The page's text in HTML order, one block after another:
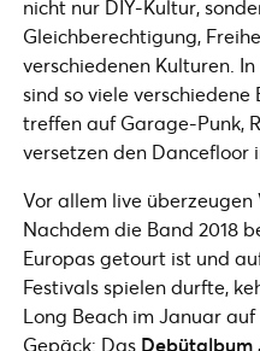
nicht nur DIY-Kultur,
Gleichberechtigung,
verschiedenen Kulturen.
sind so viele
treffen auf Garage-Punk,
versetzen den Dancefloor
Vor allem live
Nachdem die Band 2018
Europas getourt ist und
Festivals spielen durfte,
Long Beach im Januar
Gepäck: Das Debütalbum